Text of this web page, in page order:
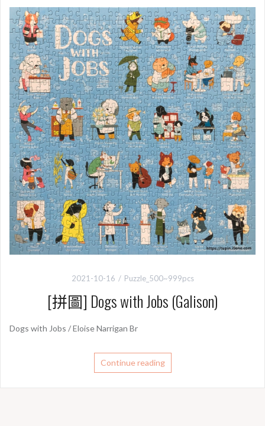
2021-10-16 Puzzle_500~999pcs
[拼圖] Dogs with Jobs (Galison)
Dogs with Jobs / Eloise Narrigan Br
Continue reading